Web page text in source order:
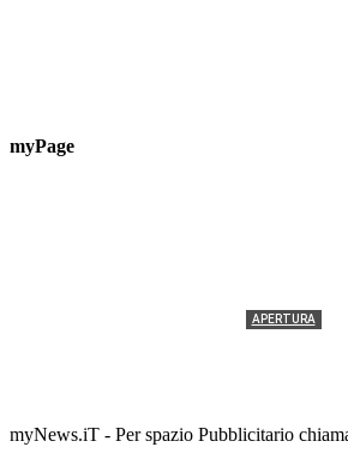
myPage
APERTURA
myNews.iT - Per spazio Pubblicitario